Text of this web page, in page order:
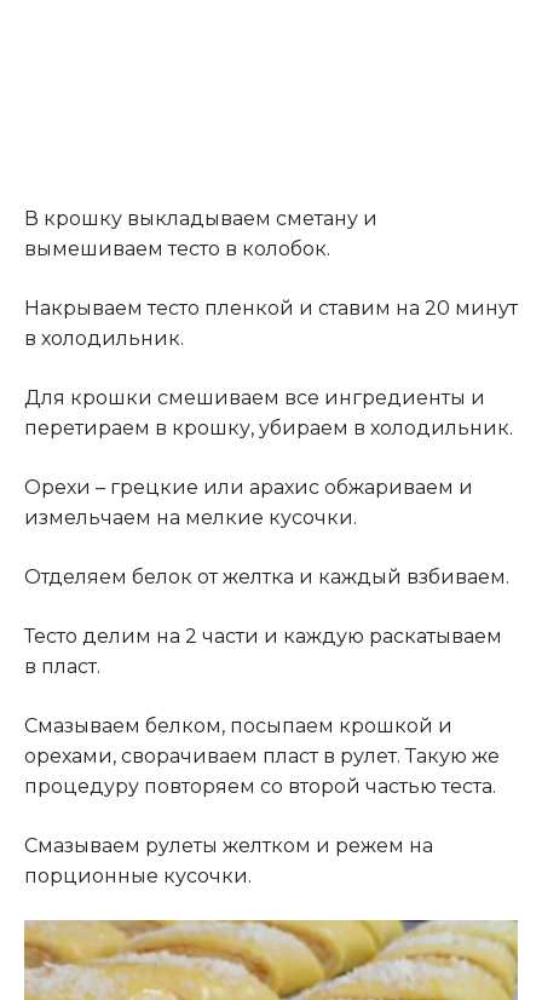
В крошку выкладываем сметану и
вымешиваем тесто в колобок.
Накрываем тесто пленкой и ставим на 20 минут
в холодильник.
Для крошки смешиваем все ингредиенты и
перетираем в крошку, убираем в холодильник.
Орехи – грецкие или арахис обжариваем и
измельчаем на мелкие кусочки.
Отделяем белок от желтка и каждый взбиваем.
Тесто делим на 2 части и каждую раскатываем
в пласт.
Смазываем белком, посыпаем крошкой и
орехами, сворачиваем пласт в рулет. Такую же
процедуру повторяем со второй частью теста.
Смазываем рулеты желтком и режем на
порционные кусочки.